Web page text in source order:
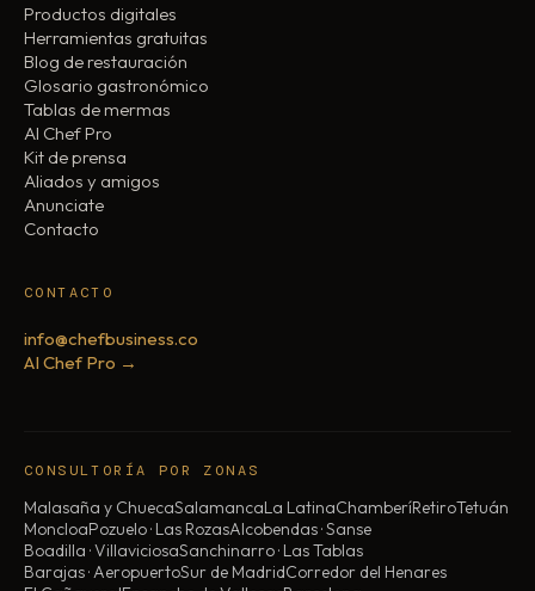
Productos digitales
Herramientas gratuitas
Blog de restauración
Glosario gastronómico
Tablas de mermas
AI Chef Pro
Kit de prensa
Aliados y amigos
Anunciate
Contacto
CONTACTO
info@chefbusiness.co
AI Chef Pro →
CONSULTORÍA POR ZONAS
Malasaña y ChuecaSalamancaLa LatinaChamberíRetiroTetuán
MoncloaPozuelo · Las RozasAlcobendas · Sanse
Boadilla · VillaviciosaSanchinarro · Las Tablas
Barajas · AeropuertoSur de MadridCorredor del Henares